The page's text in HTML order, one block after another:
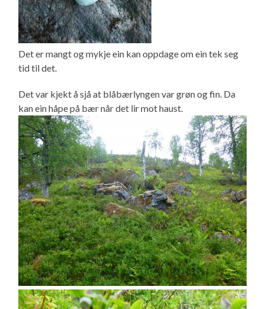
Det er mangt og mykje ein kan oppdage om ein tek seg
tid til det.
Det var kjekt å sjå at blåbærlyngen var grøn og fin. Da
kan ein håpe på bær når det lir mot haust.